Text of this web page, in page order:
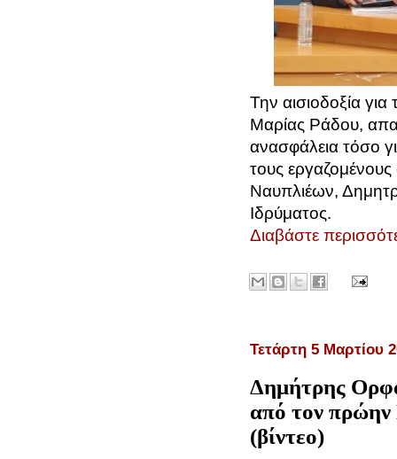
Την αισιοδοξία
Μαρίας Ράδου,
ανασφάλεια τόσο
τους
Ναυπλιέων,
Ιδρύματος.
Διαβάστε
Τετάρτη 5 Μαρτίου
Δημήτρης
από τον
(βίντεο)